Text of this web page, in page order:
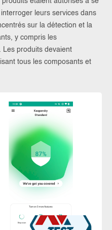
leurs services dans
sur la détection et la
y compris les
Les produits devaient
tous les composants et